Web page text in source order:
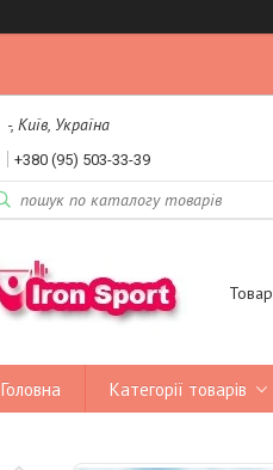
-, Київ, Україна
+380 (95) 503-33-39
Головна Категорії товарів